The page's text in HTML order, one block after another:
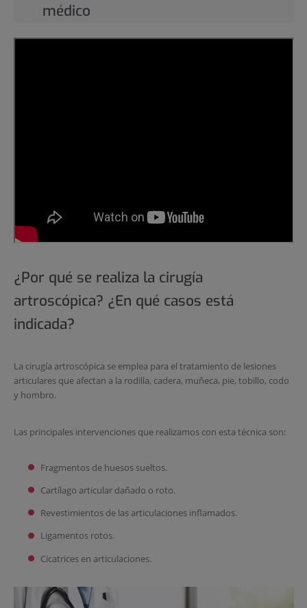
médico
¿Por qué se realiza la cirugía
artroscópica? ¿En qué casos está
indicada?
La cirugía artroscópica se emplea para el tratamiento de lesiones
articulares que afectan a la rodilla, cadera, muñeca, pie, tobillo, codo
y hombro.
Las principales intervenciones que realizamos con esta técnica son:
Fragmentos de huesos sueltos.
Cartílago articular dañado o roto.
Revestimientos de las articulaciones inflamados.
Ligamentos rotos.
Cicatrices en articulaciones.